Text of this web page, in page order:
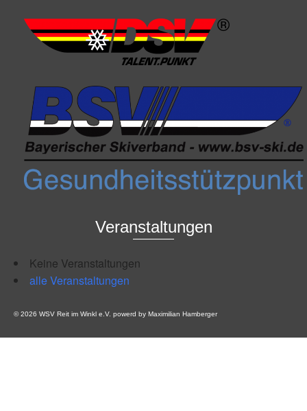
Veranstaltungen
Keine Veranstaltungen
alle Veranstaltungen
© 2026 WSV Reit im Winkl e.V. powerd by Maximilian Hamberger